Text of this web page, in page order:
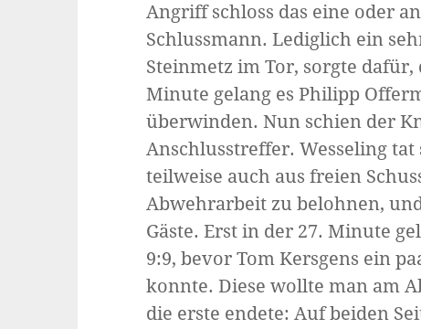
Angriff schloss das eine oder
Schlussmann. Lediglich ein
Steinmetz im Tor, sorgte
Minute gelang es Philipp
überwinden. Nun schien der
Anschlusstreffer. Wesseling
teilweise auch aus freien
Abwehrarbeit zu belohnen,
Gäste. Erst in der 27. Minute
9:9, bevor Tom Kersgens ein
konnte. Diese wollte man am
die erste endete: Auf beiden